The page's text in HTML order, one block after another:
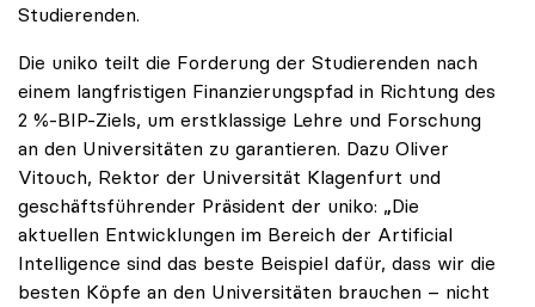
Studierenden.
Die uniko teilt die Forderung der Studierenden nach
einem langfristigen Finanzierungspfad in Richtung des
2 %-BIP-Ziels, um erstklassige Lehre und Forschung
an den Universitäten zu garantieren. Dazu Oliver
Vitouch, Rektor der Universität Klagenfurt und
geschäftsführender Präsident der uniko: „Die
aktuellen Entwicklungen im Bereich der Artificial
Intelligence sind das beste Beispiel dafür, dass wir die
besten Köpfe an den Universitäten brauchen – nicht